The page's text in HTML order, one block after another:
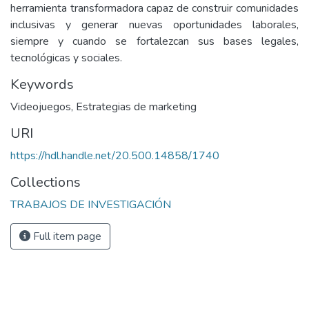
herramienta transformadora capaz de construir comunidades
inclusivas y generar nuevas oportunidades laborales,
siempre y cuando se fortalezcan sus bases legales,
tecnológicas y sociales.
Keywords
Videojuegos, Estrategias de marketing
URI
https://hdl.handle.net/20.500.14858/1740
Collections
TRABAJOS DE INVESTIGACIÓN
Full item page